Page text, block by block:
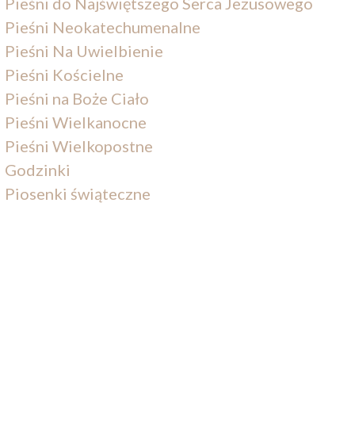
Pieśni Neokatechumenalne
Pieśni Na Uwielbienie
Pieśni Kościelne
Pieśni na Boże Ciało
Pieśni Wielkanocne
Pieśni Wielkopostne
Godzinki
Piosenki świąteczne